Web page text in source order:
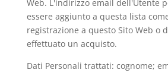
Web. L'indirizzo email dell'Utente
essere aggiunto a questa lista
registrazione a questo Sito Web o
effettuato un acquisto.
Dati Personali trattati: cognome;